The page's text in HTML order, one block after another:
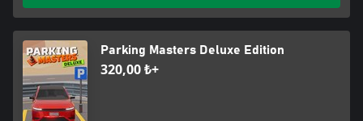
Parking Masters Deluxe Edition
320,00 ₺+